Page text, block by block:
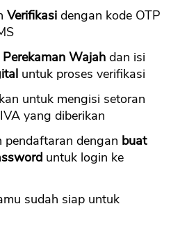
Verifikasi dengan kode OTP
Perekaman Wajah dan isi
untuk proses verifikasi
untuk mengisi setoran
yang diberikan
dengan buat
untuk login ke
sudah siap untuk
OK
CANCEL